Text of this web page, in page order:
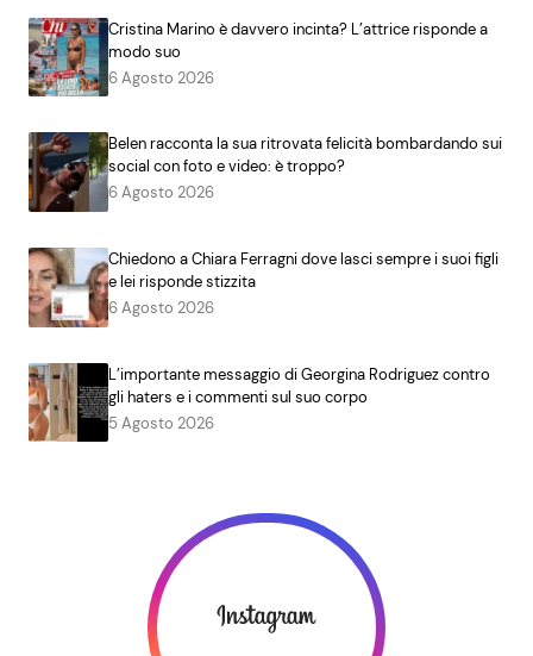
Cristina Marino è davvero incinta? L’attrice risponde a
modo suo
6 Agosto 2026
Belen racconta la sua ritrovata felicità bombardando sui
social con foto e video: è troppo?
6 Agosto 2026
Chiedono a Chiara Ferragni dove lasci sempre i suoi figli
e lei risponde stizzita
6 Agosto 2026
L’importante messaggio di Georgina Rodriguez contro
gli haters e i commenti sul suo corpo
5 Agosto 2026